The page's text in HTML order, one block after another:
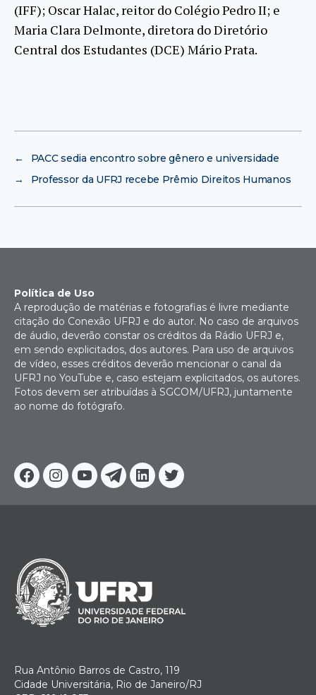
(IFF); Oscar Halac, reitor do Colégio Pedro II; e
Maria Clara Delmonte, diretora do Diretório
Central dos Estudantes (DCE) Mário Prata.
←
PACC sedia encontro sobre gênero e universidade
→
Professor da UFRJ recebe Prêmio Direitos Humanos
Facebook
Instagram
YoutubeTelegram
Linkedin
Twitter
Política de Uso
A reprodução de matérias e fotografias é livre mediante
citação do Conexão UFRJ e do autor. No caso de arquivos
de áudio, deverão constar os créditos da Rádio UFRJ e,
em sendo explicitados, dos autores. Para uso de arquivos
de vídeo, esses créditos deverão mencionar o canal da
UFRJ no YouTube e, caso estejam explicitados, os autores.
Fotos devem ser atribuídas à SGCOM/UFRJ, juntamente
ao nome do fotógrafo.
Rua Antônio Barros de Castro, 119
Cidade Universitária, Rio de Janeiro/RJ